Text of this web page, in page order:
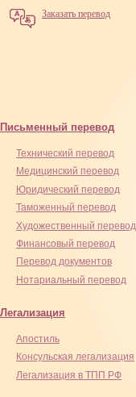
Заказать перевод
Письменный перевод
Технический перевод
Медицинский перевод
Юридический перевод
Таможенный перевод
Художественный перевод
Финансовый перевод
Перевод документов
Нотариальный перевод
Легализация
Апостиль
Консульская легализация
Легализация в ТПП РФ